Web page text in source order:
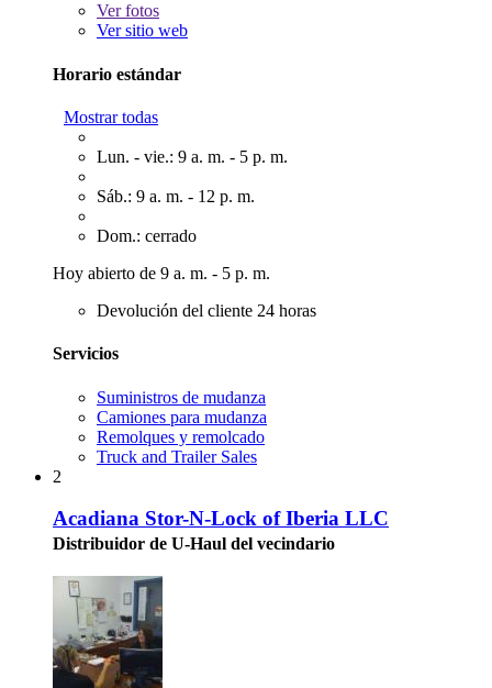
Verfotos
Ver sitio web
Horario estándar
Mostrar todas
Lun. - vie.: 9 a. m. - 5 p. m.
Sáb.: 9 a. m. - 12 p. m.
Dom.: cerrado
Hoy abierto de 9 a. m. - 5 p. m.
Devolución del cliente 24 horas
Servicios
Suministros de mudanza
Camiones para mudanza
Remolques y remolcado
Truck and Trailer Sales
2
Acadiana Stor-N-Lock of Iberia LLC
Distribuidor de U-Haul del vecindario